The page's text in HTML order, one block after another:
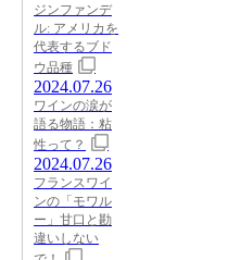
ジンファンデ
ル: アメリカを
代表するブド
ウ品種
2024.07.26
ワインの涙が
語る物語：粘
性って？
2024.07.26
フランスワイ
ンの「モワル
ー」甘口と勘
違いしない